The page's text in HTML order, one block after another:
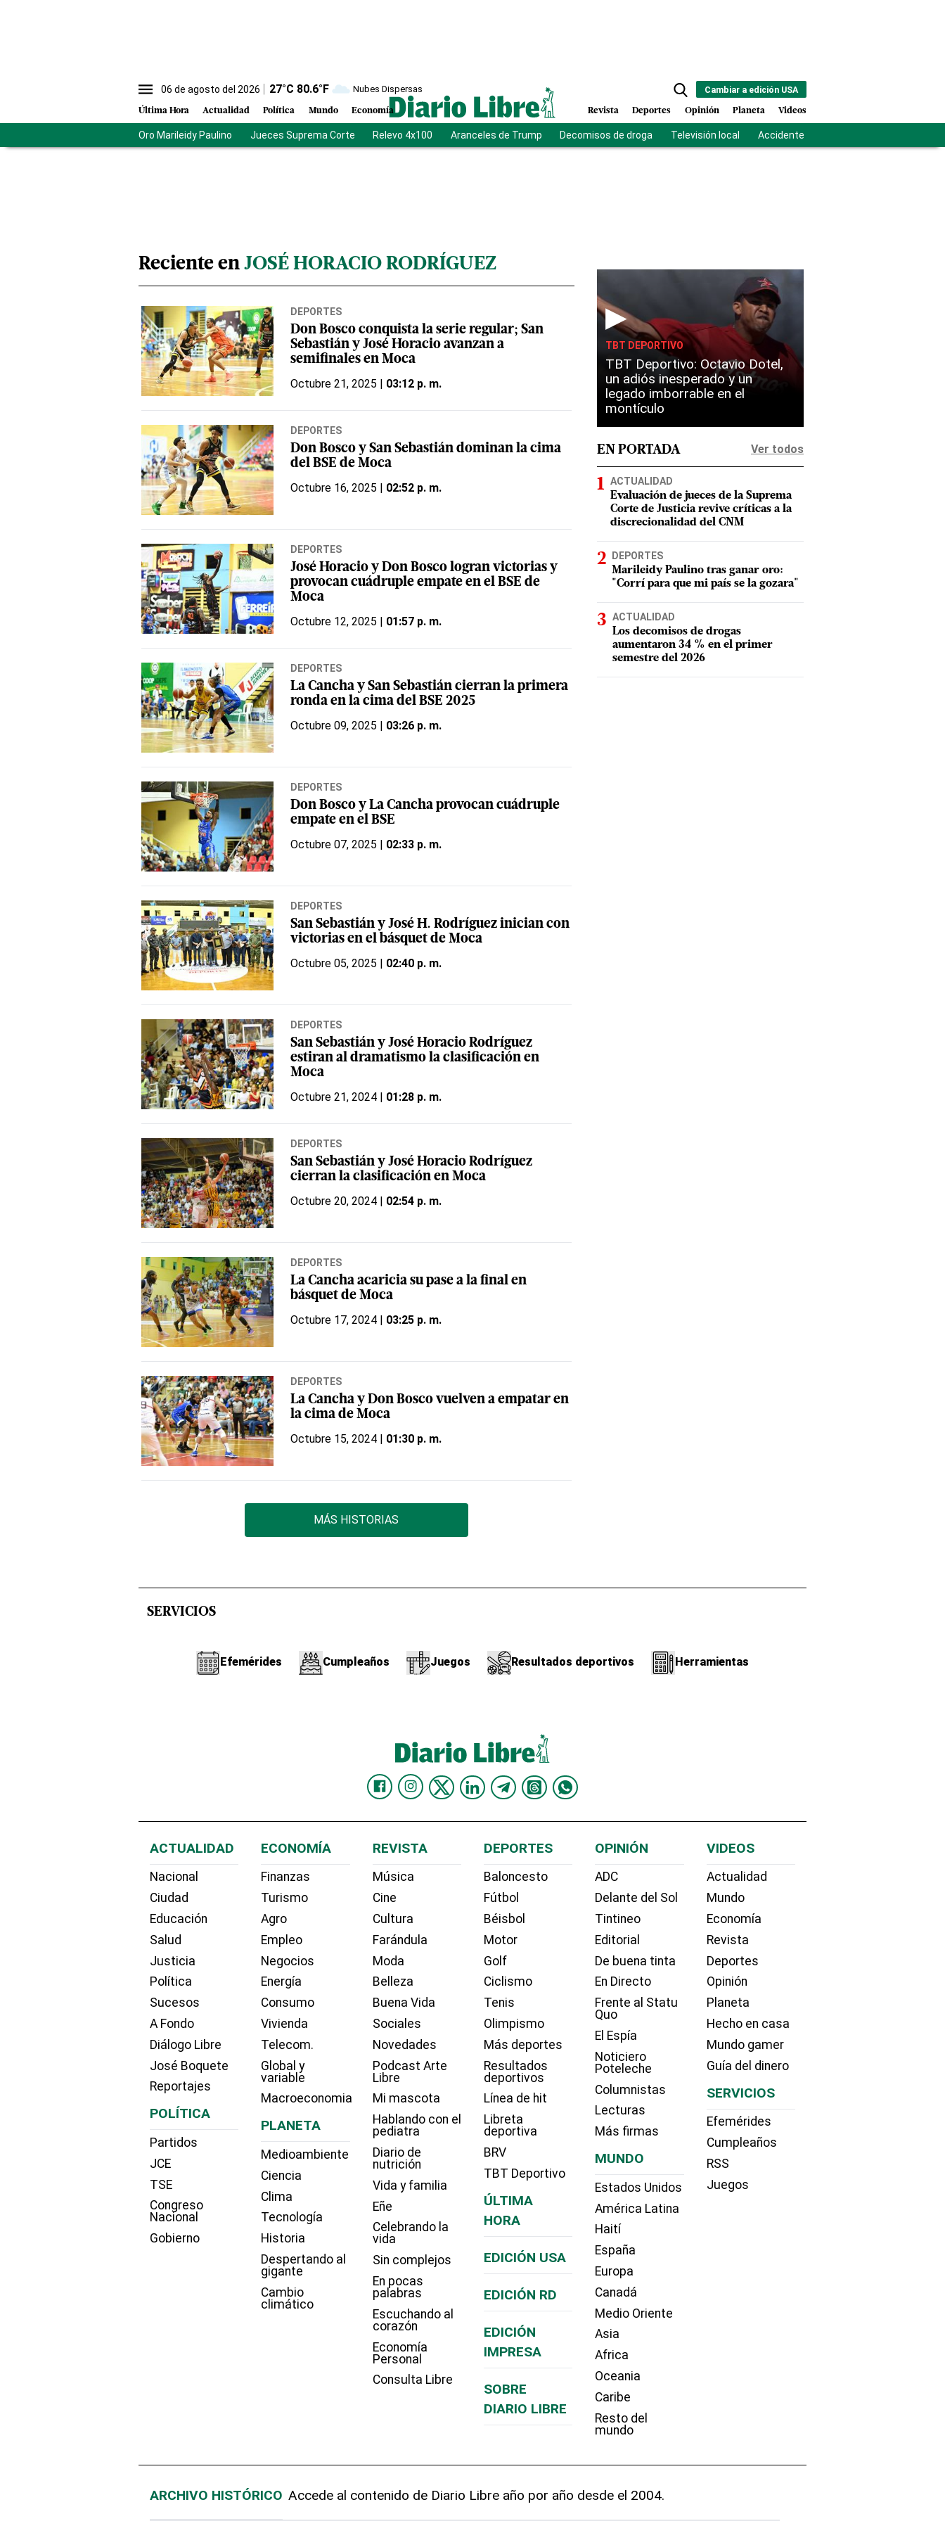
06 de agosto del 2026 27°C 80.6°F Nubes Dispersas
Última Hora Actualidad Política Mundo Economía
Cambiar a edición USA
Revista Deportes Opinión Planeta Videos
Oro Marileidy Paulino Jueces Suprema Corte Relevo 4x100 Aranceles de Trump Decomisos de droga Televisión local Accidente Los Ríos
Reciente en JOSÉ HORACIO RODRÍGUEZ
DEPORTES
Don Bosco conquista la serie regular; San
Sebastián y José Horacio avanzan a
semifinales en Moca
Octubre 21, 2025 | 03:12 p. m.
DEPORTES
Don Bosco y San Sebastián dominan la cima
del BSE de Moca
Octubre 16, 2025 | 02:52 p. m.
DEPORTES
José Horacio y Don Bosco logran victorias y
provocan cuádruple empate en el BSE de
Moca
Octubre 12, 2025 | 01:57 p. m.
DEPORTES
La Cancha y San Sebastián cierran la primera
ronda en la cima del BSE 2025
Octubre 09, 2025 | 03:26 p. m.
DEPORTES
Don Bosco y La Cancha provocan cuádruple
empate en el BSE
Octubre 07, 2025 | 02:33 p. m.
DEPORTES
San Sebastián y José H. Rodríguez inician con
victorias en el básquet de Moca
Octubre 05, 2025 | 02:40 p. m.
DEPORTES
San Sebastián y José Horacio Rodríguez
estiran al dramatismo la clasificación en
Moca
Octubre 21, 2024 | 01:28 p. m.
DEPORTES
San Sebastián y José Horacio Rodríguez
cierran la clasificación en Moca
Octubre 20, 2024 | 02:54 p. m.
DEPORTES
La Cancha acaricia su pase a la final en
básquet de Moca
Octubre 17, 2024 | 03:25 p. m.
DEPORTES
La Cancha y Don Bosco vuelven a empatar en
la cima de Moca
Octubre 15, 2024 | 01:30 p. m.
MÁS HISTORIAS
▶
TBT DEPORTIVO
TBT Deportivo: Octavio Dotel,
un adiós inesperado y un
legado imborrable en el
montículo
EN PORTADA Ver todos
ACTUALIDAD
Evaluación de jueces de la Suprema
Corte de Justicia revive críticas a la
discrecionalidad del CNM
DEPORTES
Marileidy Paulino tras ganar oro:
"Corrí para que mi país se la gozara"
ACTUALIDAD
Los decomisos de drogas
aumentaron 34 % en el primer
semestre del 2026
SERVICIOS
Efemérides Cumpleaños Juegos Resultados deportivos Herramientas
ACTUALIDAD
Nacional
Ciudad
Educación
Salud
Justicia
Política
Sucesos
A Fondo
Diálogo Libre
José Boquete
Reportajes
POLÍTICA
Partidos
JCE
TSE
Congreso
Nacional
Gobierno
ECONOMÍA
Finanzas
Turismo
Agro
Empleo
Negocios
Energía
Consumo
Vivienda
Telecom.
Global y
variable
Macroeconomia
PLANETA
Medioambiente
Ciencia
Clima
Tecnología
Historia
Despertando al
gigante
Cambio
climático
REVISTA
Música
Cine
Cultura
Farándula
Moda
Belleza
Buena Vida
Sociales
Novedades
Podcast Arte
Libre
Mi mascota
Hablando con el
pediatra
Diario de
nutrición
Vida y familia
Eñe
Celebrando la
vida
Sin complejos
En pocas
palabras
Escuchando al
corazón
Economía
Personal
Consulta Libre
DEPORTES
Baloncesto
Fútbol
Béisbol
Motor
Golf
Ciclismo
Tenis
Olimpismo
Más deportes
Resultados
deportivos
Línea de hit
Libreta
deportiva
BRV
TBT Deportivo
ÚLTIMA
HORA
EDICIÓN USA
EDICIÓN RD
EDICIÓN
IMPRESA
SOBRE
DIARIO LIBRE
OPINIÓN
ADC
Delante del Sol
Tintineo
Editorial
De buena tinta
En Directo
Frente al Statu
Quo
El Espía
Noticiero
Poteleche
Columnistas
Lecturas
Más firmas
MUNDO
Estados Unidos
América Latina
Haití
España
Europa
Canadá
Medio Oriente
Asia
Africa
Oceania
Caribe
Resto del
mundo
VIDEOS
Actualidad
Mundo
Economía
Revista
Deportes
Opinión
Planeta
Hecho en casa
Mundo gamer
Guía del dinero
SERVICIOS
Efemérides
Cumpleaños
RSS
Juegos
ARCHIVO HISTÓRICO Accede al contenido de Diario Libre año por año desde el 2004.